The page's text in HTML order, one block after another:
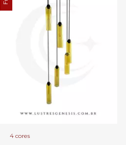
4 cores